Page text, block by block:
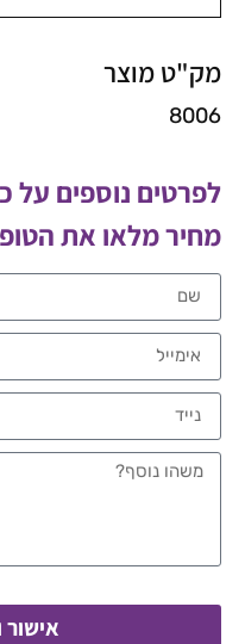
מק"ט מוצר
8006
לפרטים נוספים על
מחיר מלאו את
אישור